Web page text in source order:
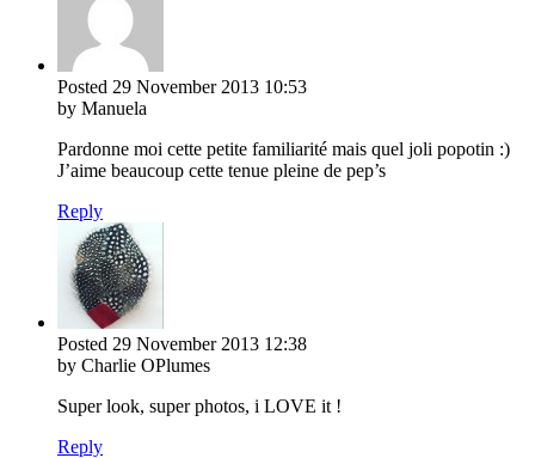
Posted 29 November 2013 10:53
by Manuela
Pardonne moi cette petite familiarité mais quel joli popotin :)
J’aime beaucoup cette tenue pleine de pep’s
Reply
Posted 29 November 2013 12:38
by Charlie OPlumes
Super look, super photos, i LOVE it !
Reply